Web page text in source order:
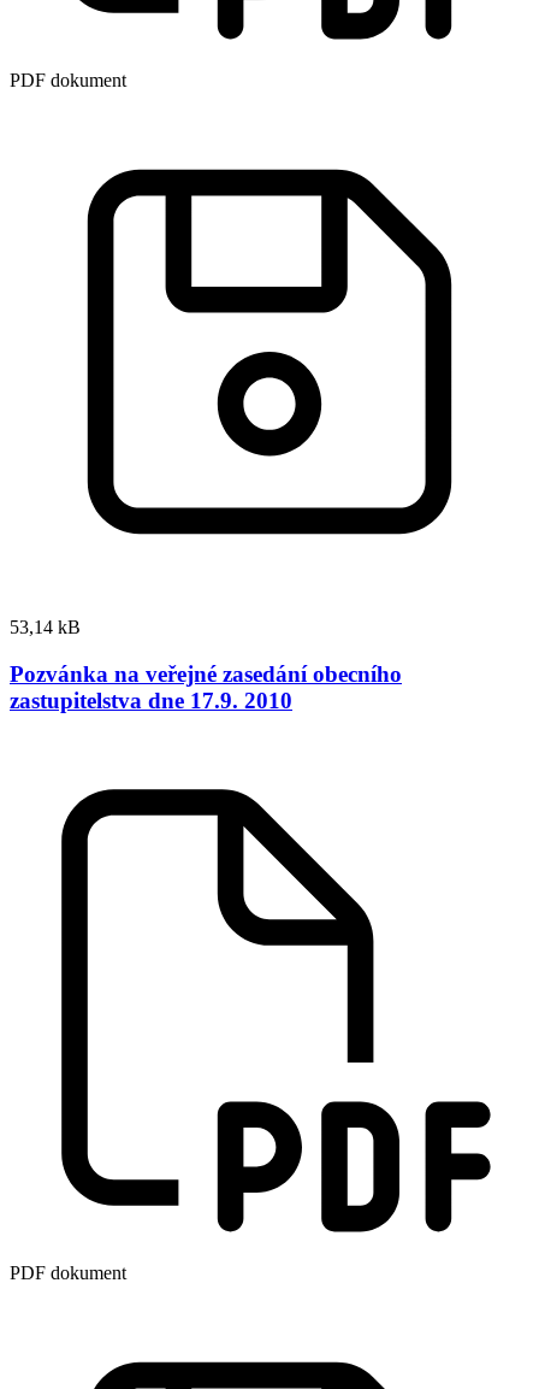
PDF dokument
53,14 kB
Pozvánka na veřejné zasedání obecního
zastupitelstva dne 17.9. 2010
PDF dokument